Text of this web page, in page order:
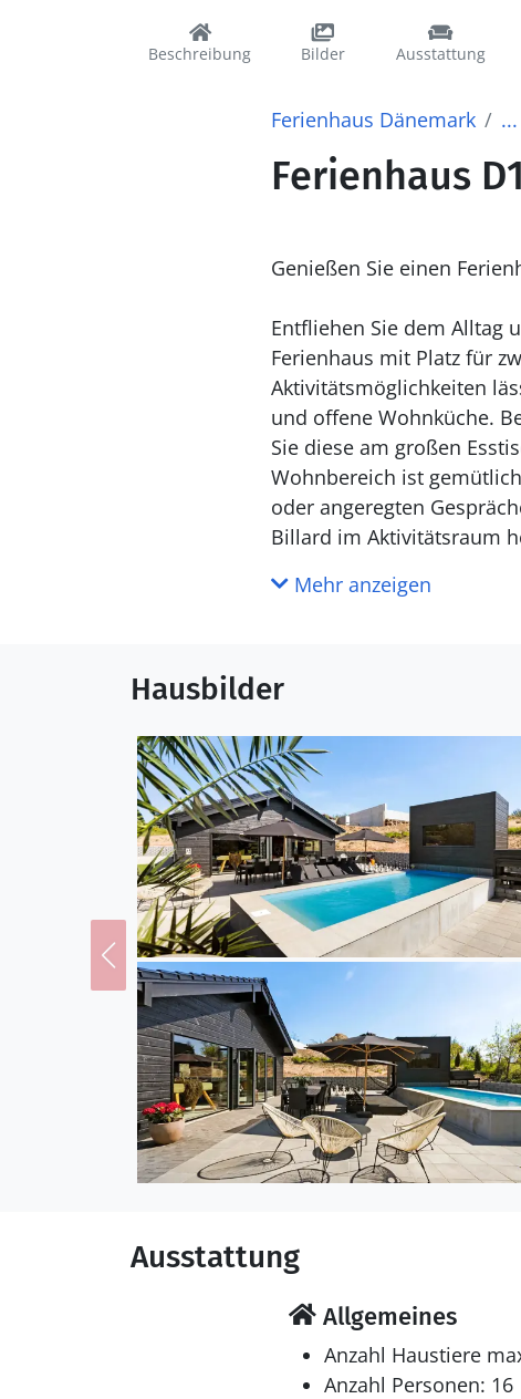
Beschreibung Bilder Ausstattung
Ferienhaus Dänemark ...
Ferienhaus
Genießen Sie einen
Entfliehen Sie dem Alltag
Ferienhaus mit Platz für
Aktivitätsmöglichkeiten
und offene Wohnküche.
Sie diese am großen
Wohnbereich ist
oder angeregten
Billard im Aktivitätsraum
Sie auf den bequemen
der großen Terrasse. Für
im Stil eines Bootes und
Gartenschach oder
Sie herum.
Mehr anzeigen
Hausbilder
Ausstattung
Allgemeines
Anzahl Haustiere
Anzahl Personen: 16